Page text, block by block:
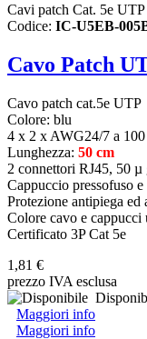
Cavi patch Cat. 5e UTP
Codice: IC-U5EB-
Cavo Patch
Cavo patch cat.5e UTP
Colore: blu
4 x 2 x AWG24/7 a
Lunghezza: 50 cm
2 connettori RJ45, 50 µ
Cappuccio pressofuso e
Protezione antipiega ed
Colore cavo e cappucci
Certificato 3P Cat 5e
1,81 €
prezzo IVA esclusa
Maggiori info
Maggiori info